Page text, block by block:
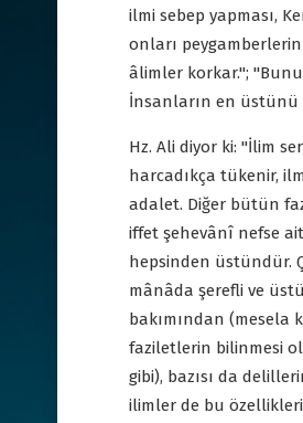
ilmi sebep yapması,
onları
âlimler korkar.";
İnsanların en üstünü
Hz. Ali diyor ki: "İlim
harcadıkça tükenir,
adalet. Diğer bütün
iffet şehevânî nefse
hepsinden üstündür.
mânâda şerefli ve
bakımından (mesela
faziletlerin bilinmesi
gibi), bazısı da
ilimler de bu